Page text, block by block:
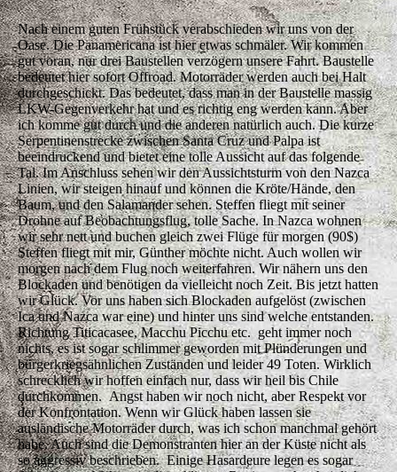
Nach einem guten Frühstück verabschieden wir uns von der
Oase. Die Panamericana ist hier etwas schmäler. Wir kommen
gut voran, nur drei Baustellen verzögern unsere Fahrt. Baustelle
bedeutet hier sofort Offroad. Motorräder werden auch bei Halt
durchgeschickt. Das bedeutet, dass man in der Baustelle massig
LKW-Gegenverkehr hat und es richtig eng werden kann. Aber
ich komme gut durch und die anderen natürlich auch. Die kurze
Serpentinenstrecke zwischen Santa Cruz und Palpa ist
beeindruckend und bietet eine tolle Aussicht auf das folgende
Tal. Im Anschluss sehen wir den Aussichtsturm von den Nazca
Linien, wir steigen hinauf und können die Kröte/Hände, den
Baum, und den Salamander sehen. Steffen fliegt mit seiner
Drohne auf Beobachtungsflug, tolle Sache. In Nazca wohnen
wir sehr nett und buchen gleich zwei Flüge für morgen (90$)
Steffen fliegt mit mir, Günther möchte nicht. Auch wollen wir
morgen nach dem Flug noch weiterfahren. Wir nähern uns den
Blockaden und benötigen da vielleicht noch Zeit. Bis jetzt hatten
wir Glück. Vor uns haben sich Blockaden aufgelöst (zwischen
Ica und Nazca war eine) und hinter uns sind welche entstanden.
Richtung Titicacasee, Macchu Picchu etc. geht immer noch
nichts, es ist sogar schlimmer geworden mit Plünderungen und
bürgerkriegsähnlichen Zuständen und leider 49 Toten. Wirklich
schrecklich wir hoffen einfach nur, dass wir heil bis Chile
durchkommen. Angst haben wir noch nicht, aber Respekt vor
der Konfrontation. Wenn wir Glück haben lassen sie
ausländische Motorräder durch, was ich schon manchmal gehört
habe. Auch sind die Demonstranten hier an der Küste nicht als
so aggressiv beschrieben. Einige Hasardeure legen es sogar